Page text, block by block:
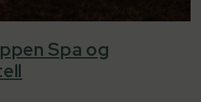
Spa og